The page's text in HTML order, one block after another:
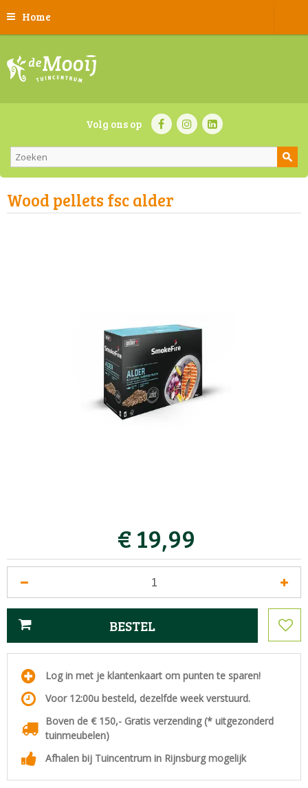
Home
Volg ons op
Wood pellets fsc alder
€19,99
Log in met je klantenkaart om punten te sparen!
Voor 12:00u besteld, dezelfde week verstuurd.
Boven de € 150,- Gratis verzending (* uitgezonderd
tuinmeubelen)
Afhalen bij Tuincentrum in Rijnsburg mogelijk